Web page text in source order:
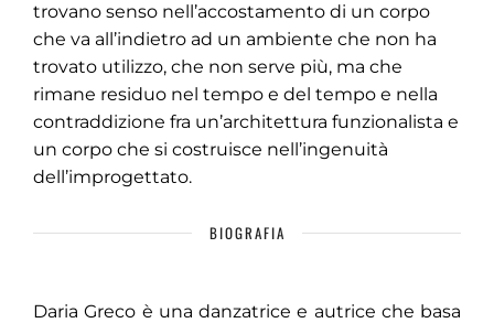
trovano senso nell’accostamento di un corpo
che va all’indietro ad un ambiente che non ha
trovato utilizzo, che non serve più, ma che
rimane residuo nel tempo e del tempo e nella
contraddizione fra un’architettura funzionalista e
un corpo che si costruisce nell’ingenuità
dell’improgettato.
BIOGRAFIA
Daria Greco è una danzatrice e autrice che basa